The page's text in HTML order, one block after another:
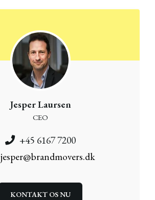
Jesper Laursen
CEO
+45 6167 7200
jesper@brandmovers.dk
KONTAKT OS NU